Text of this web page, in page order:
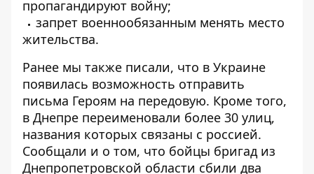
пропагандируют войну;
запрет военнообязанным менять место
жительства.
Ранее мы также писали, что в Украине
появилась возможность отправить
письма Героям на передовую. Кроме того,
в Днепре переименовали более 30 улиц,
названия которых связаны с россией.
Сообщали и о том, что бойцы бригад из
Днепропетровской области сбили два